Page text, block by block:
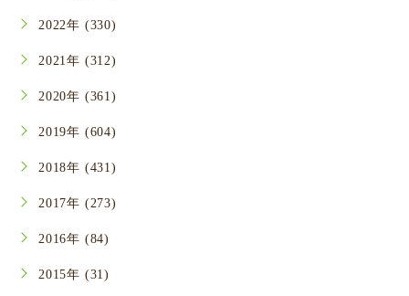
2022年 (330)
2021年 (312)
2020年 (361)
2019年 (604)
2018年 (431)
2017年 (273)
2016年 (84)
2015年 (31)